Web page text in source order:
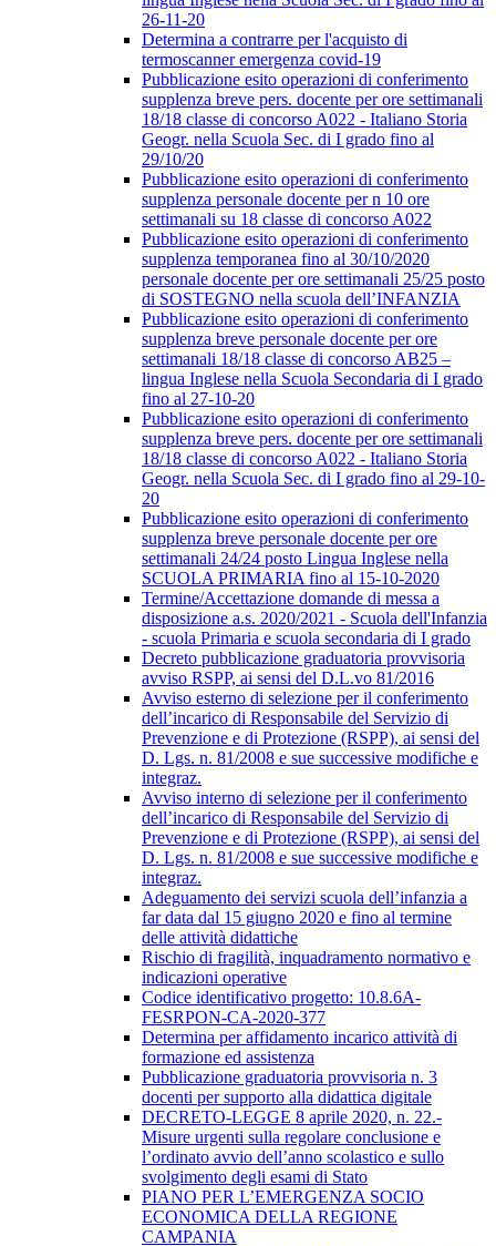
26-11-20
Determina a contrarre per l'acquisto di
termoscanner emergenza covid-19
Pubblicazione esito operazioni di conferimento
supplenza breve pers. docente per ore settimanali
18/18 classe di concorso A022 - Italiano Storia
Geogr. nella Scuola Sec. di I grado fino al
29/10/20
Pubblicazione esito operazioni di conferimento
supplenza personale docente per n 10 ore
settimanali su 18 classe di concorso A022
Pubblicazione esito operazioni di conferimento
supplenza temporanea fino al 30/10/2020
personale docente per ore settimanali 25/25 posto
di SOSTEGNO nella scuola dell’INFANZIA
Pubblicazione esito operazioni di conferimento
supplenza breve personale docente per ore
settimanali 18/18 classe di concorso AB25 –
lingua Inglese nella Scuola Secondaria di I grado
fino al 27-10-20
Pubblicazione esito operazioni di conferimento
supplenza breve pers. docente per ore settimanali
18/18 classe di concorso A022 - Italiano Storia
Geogr. nella Scuola Sec. di I grado fino al 29-10-
20
Pubblicazione esito operazioni di conferimento
supplenza breve personale docente per ore
settimanali 24/24 posto Lingua Inglese nella
SCUOLA PRIMARIA fino al 15-10-2020
Termine/Accettazione domande di messa a
disposizione a.s. 2020/2021 - Scuola dell'Infanzia
- scuola Primaria e scuola secondaria di I grado
Decreto pubblicazione graduatoria provvisoria
avviso RSPP, ai sensi del D.L.vo 81/2016
Avviso esterno di selezione per il conferimento
dell’incarico di Responsabile del Servizio di
Prevenzione e di Protezione (RSPP), ai sensi del
D. Lgs. n. 81/2008 e sue successive modifiche e
integraz.
Avviso interno di selezione per il conferimento
dell’incarico di Responsabile del Servizio di
Prevenzione e di Protezione (RSPP), ai sensi del
D. Lgs. n. 81/2008 e sue successive modifiche e
integraz.
Adeguamento dei servizi scuola dell’infanzia a
far data dal 15 giugno 2020 e fino al termine
delle attività didattiche
Rischio di fragilità, inquadramento normativo e
indicazioni operative
Codice identificativo progetto: 10.8.6A-
FESRPON-CA-2020-377
Determina per affidamento incarico attività di
formazione ed assistenza
Pubblicazione graduatoria provvisoria n. 3
docenti per supporto alla didattica digitale
DECRETO-LEGGE 8 aprile 2020, n. 22.-
Misure urgenti sulla regolare conclusione e
l’ordinato avvio dell’anno scolastico e sullo
svolgimento degli esami di Stato
PIANO PER L’EMERGENZA SOCIO
ECONOMICA DELLA REGIONE
CAMPANIA